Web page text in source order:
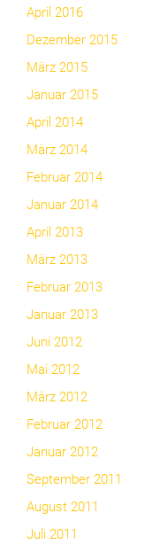
April 2016
Dezember 2015
März 2015
Januar 2015
April 2014
März 2014
Februar 2014
Januar 2014
April 2013
März 2013
Februar 2013
Januar 2013
Juni 2012
Mai 2012
März 2012
Februar 2012
Januar 2012
September 2011
August 2011
Juli 2011